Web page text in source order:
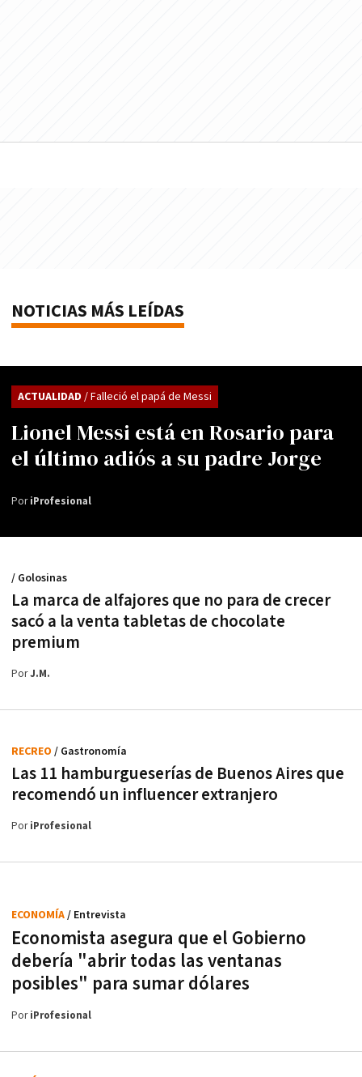
NOTICIAS MÁS LEÍDAS
Lionel Messi está en Rosario para
el último adiós a su padre Jorge
ACTUALIDAD / Falleció el papá de Messi
PoriProfesional
La marca de alfajores que no para de crecer
sacó a la venta tabletas de chocolate
premium
/ Golosinas
PorJ.M.
Las 11 hamburgueserías de Buenos Aires que
recomendó un influencer extranjero
RECREO / Gastronomía
PoriProfesional
Economista asegura que el Gobierno
debería "abrir todas las ventanas
posibles" para sumar dólares
ECONOMÍA/ Entrevista
PoriProfesional